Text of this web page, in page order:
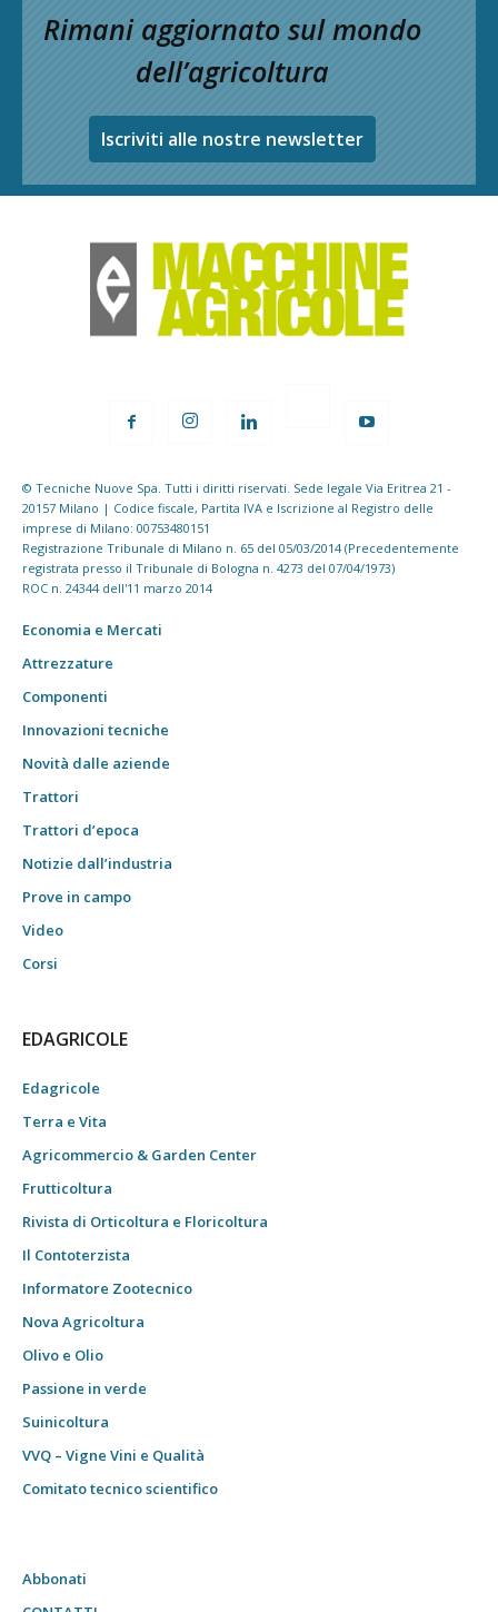
Rimani aggiornato sul mondo
dell’agricoltura
Iscriviti alle nostre newsletter
© Tecniche Nuove Spa. Tutti i diritti riservati. Sede legale Via Eritrea 21 -
20157 Milano | Codice fiscale, Partita IVA e Iscrizione al Registro delle
imprese di Milano: 00753480151
Registrazione Tribunale di Milano n. 65 del 05/03/2014 (Precedentemente
registrata presso il Tribunale di Bologna n. 4273 del 07/04/1973)
ROC n. 24344 dell'11 marzo 2014
Economia e Mercati
Attrezzature
Componenti
Innovazioni tecniche
Novità dalle aziende
Trattori
Trattori d’epoca
Notizie dall’industria
Prove in campo
Video
Corsi
EDAGRICOLE
Edagricole
Terra e Vita
Agricommercio & Garden Center
Frutticoltura
Rivista di Orticoltura e Floricoltura
Il Contoterzista
Informatore Zootecnico
Nova Agricoltura
Olivo e Olio
Passione in verde
Suinicoltura
VVQ – Vigne Vini e Qualità
Comitato tecnico scientifico
Abbonati